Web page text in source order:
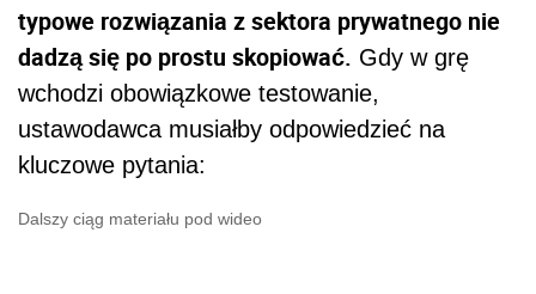
typowe rozwiązania z sektora prywatnego nie
dadzą się po prostu skopiować. Gdy w grę
wchodzi obowiązkowe testowanie,
ustawodawca musiałby odpowiedzieć na
kluczowe pytania:
Dalszy ciąg materiału pod wideo